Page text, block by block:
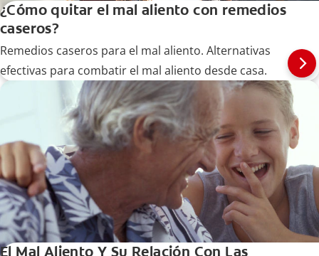
¿Cómo quitar el mal aliento con remedios
caseros?
Remedios caseros para el mal aliento. Alternativas
efectivas para combatir el mal aliento desde casa.
El Mal Aliento Y Su Relación Con Las